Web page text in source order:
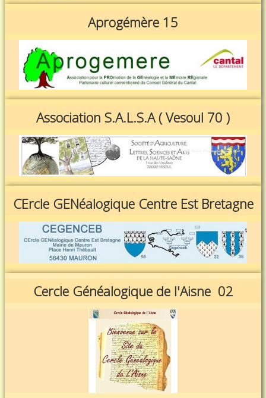
Aprogémère 15
Association S.A.L.S.A ( Vesoul 70 )
CErcle GENéalogique Centre Est Bretagne
Cercle Généalogique de l'Aisne 02